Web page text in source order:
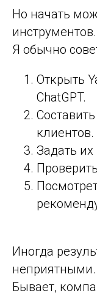
Но начать
инструментов.
Я обычно
Открыть
ChatGPT.
клиентов.
Задать
Иногда
неприятными.
Бывает,